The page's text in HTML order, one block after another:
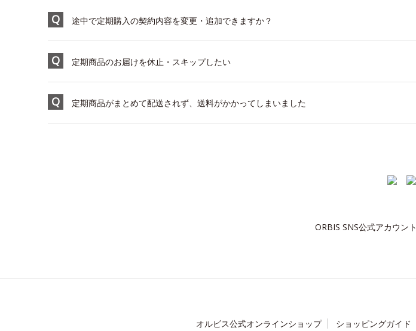
途中で定期購入の契約内容を変更・追加できますか？
定期商品のお届けを休止・スキップしたい
定期商品がまとめて配送されず、送料がかかってしまいました
ORBIS SNS公式アカウント
オルビス公式オンラインショップ ショッピングガイド